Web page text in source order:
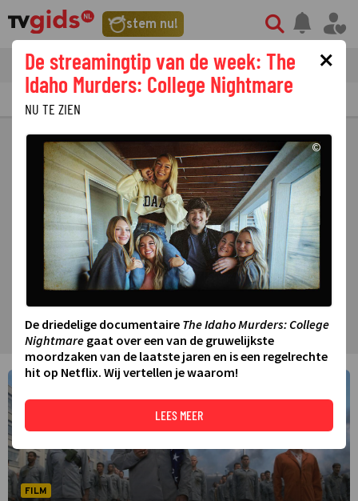
stem nu!
tvgids streaming nieuws
PRIMETIME GEMIST
FILM
×
De streamingtip van de week: The
Idaho Murders: College Nightmare
NU TE ZIEN
©
De driedelige documentaire The Idaho Murders: College
Nightmare gaat over een van de gruwelijkste
moordzaken van de laatste jaren en is een regelrechte
hit op Netflix. Wij vertellen je waarom!
LEES MEER